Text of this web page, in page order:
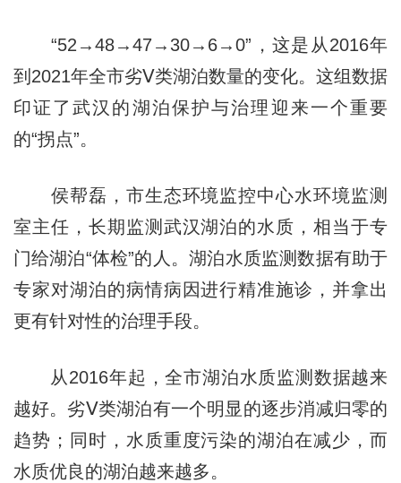
“52→48→47→30→6→0”，这是从2016年
到2021年全市劣Ⅴ类湖泊数量的变化。这组数据
印证了武汉的湖泊保护与治理迎来一个重要
的“拐点”。
侯帮磊，市生态环境监控中心水环境监测
室主任，长期监测武汉湖泊的水质，相当于专
门给湖泊“体检”的人。湖泊水质监测数据有助于
专家对湖泊的病情病因进行精准施诊，并拿出
更有针对性的治理手段。
从2016年起，全市湖泊水质监测数据越来
越好。劣Ⅴ类湖泊有一个明显的逐步消减归零的
趋势；同时，水质重度污染的湖泊在减少，而
水质优良的湖泊越来越多。